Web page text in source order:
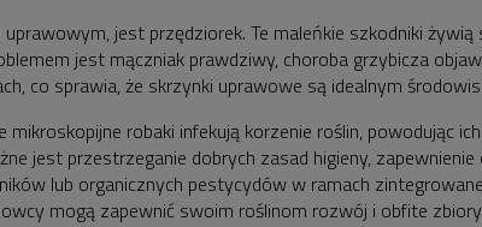
jest przędziorek. Te maleńkie szkodniki
jest mączniak prawdziwy, choroba grzybicza
co sprawia, że skrzynki uprawowe są idealnym
robaki infekują korzenie roślin, powodując
jest przestrzeganie dobrych zasad higieny,
lub organicznych pestycydów w ramach
mogą zapewnić swoim roślinom rozwój i obfite zbiory.